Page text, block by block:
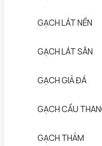
GẠCH LÁT NỀN
GẠCH LÁT SÂN
GẠCH GIẢ ĐÁ
GẠCH CẦU
GẠCH THẢM